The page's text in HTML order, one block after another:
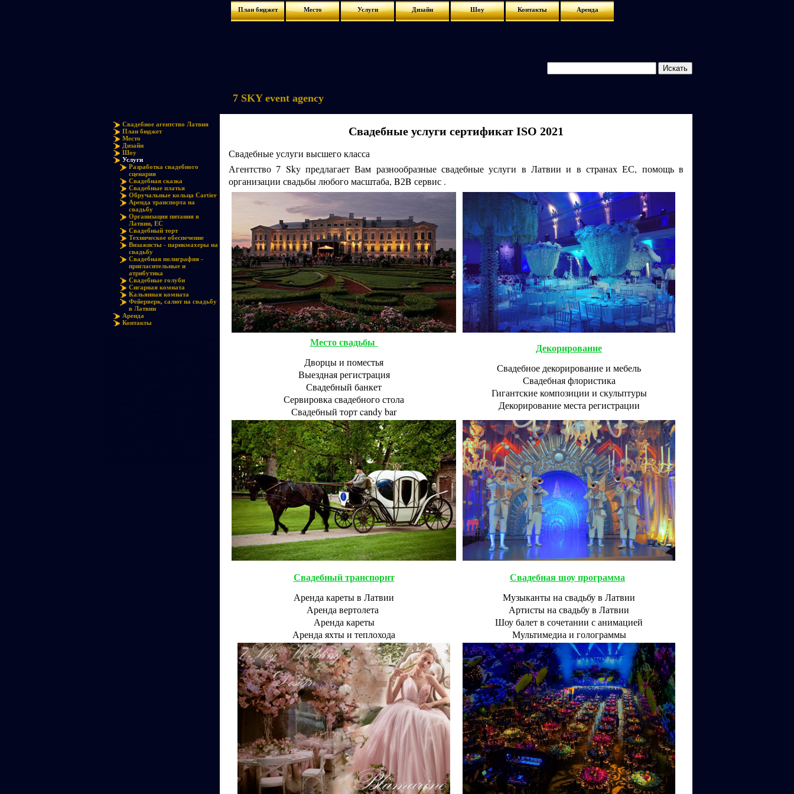
План бюджет Место Услуги Дизайн Шоу Контакты Аренда
Свадебное агентство Латвия
План бюджет
Место
Дизайн
Шоу
Услуги
Разработка свадебного
сценария
Свадебная сказка
Свадебные платья
Обручальные кольца Cartier
Аренда транспорта на
свадьбу
Организация питания в
Латвии, ЕС
Свадебный торт
Техническое обеспечение
Визажисты - парикмахеры на
свадьбу
Свадебная полиграфия -
пригласительные и
атрибутика
Свадебные голуби
Сигарная комната
Кальянная комната
Фейерверк, салют на свадьбу
в Латвии
Аренда
Контакты
7 SKY event agency
Свадебные услуги сертификат ISO 2021
Свадебные услуги высшего класса
Агентство 7 Sky предлагает Вам разнообразные свадебные услуги в Латвии и в странах ЕС, помощь в
организации свадьбы любого масштаба, B2B сервис .
Место свадьбы
Дворцы и поместья
Выездная регистрация
Свадебный банкет
Сервировка свадебного стола
Свадебный торт candy bar
Декорирование
Свадебное декорирование и мебель
Свадебная флористика
Гигантские композиции и скульптуры
Декорирование места регистрации
Свадебный транспорнт
Аренда кареты в Латвии
Аренда вертолета
Аренда кареты
Аренда яхты и теплохода
Свадебная шоу программа
Музыканты на свадьбу в Латвии
Артисты на свадьбу в Латвии
Шоу балет в сочетании с анимацией
Мультимедиа и голограммы